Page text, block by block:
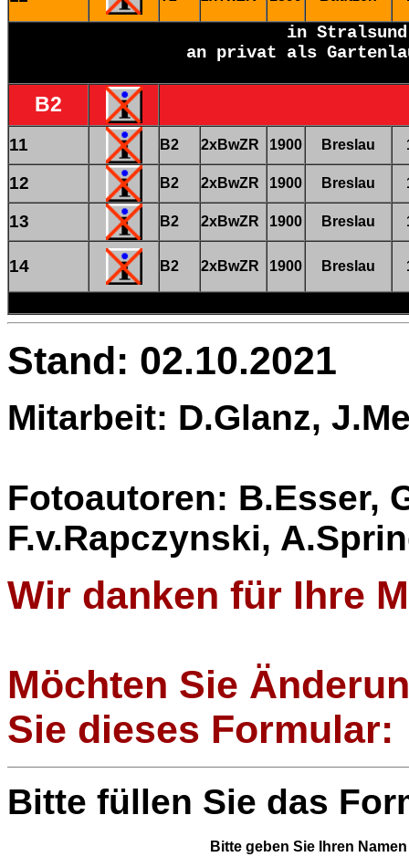
in
an privat als
B2
11 B2 2xBwZR 1900 Breslau
12 B2 2xBwZR 1900 Breslau
13 B2 2xBwZR 1900 Breslau
14 B2 2xBwZR 1900 Breslau
Stand: 02.10.2021
Mitarbeit: D.Glanz,
Fotoautoren: B.Esser,
F.v.Rapczynski,
Wir danken für Ihre
Möchten Sie
Sie dieses Formular:
Bitte füllen Sie das
Bitte geben Sie Ihren